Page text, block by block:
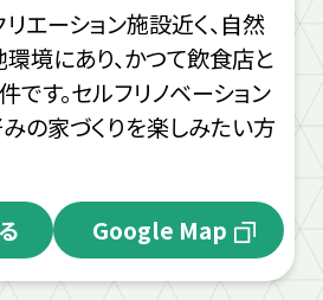
エーション施設近く、自然
境にあり、かつて飲食店と
です。セルフリノベーション
みの家づくりを楽しみたい方
Google Map